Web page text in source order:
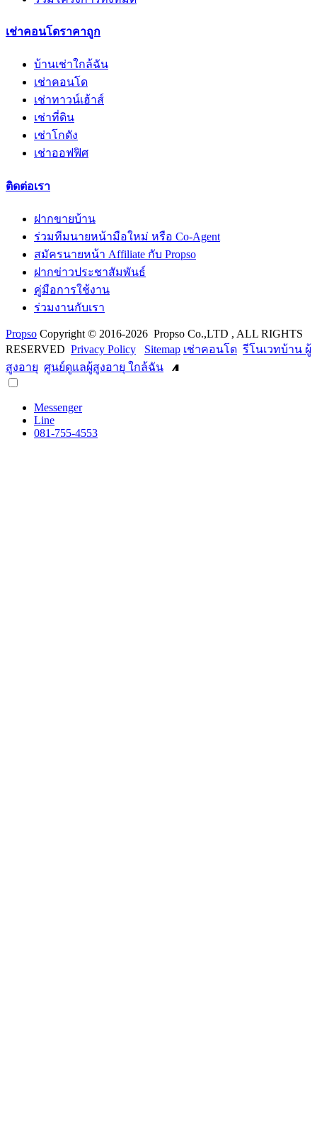
เช่าคอนโดราคาถูก
บ้านเช่าใกล้ฉัน
เช่าคอนโด
เช่าทาวน์เฮ้าส์
เช่าที่ดิน
เช่าโกดัง
เช่าออฟฟิศ
ติดต่อเรา
ฝากขายบ้าน
ร่วมทีมนายหน้ามือใหม่ หรือ Co-Agent
สมัครนายหน้า Affiliate กับ Propso
ฝากข่าวประชาสัมพันธ์
คู่มือการใช้งาน
ร่วมงานกับเรา
Propso Copyright © 2016-2026 Propso Co.,LTD , ALL RIGHTS
RESERVED Privacy Policy Sitemap เช่าคอนโด รีโนเวทบ้าน ผู้
สูงอายุ ศูนย์ดูแลผู้สูงอายุ ใกล้ฉัน
Messenger
Line
081-755-4553